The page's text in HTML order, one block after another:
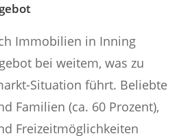
Immobilien in Inning
bei weitem, was zu
Situation führt. Beliebte
Familien (ca. 60 Prozent),
Freizeitmöglichkeiten